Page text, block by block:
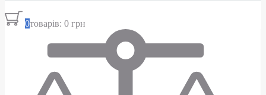
0товарів: 0 грн